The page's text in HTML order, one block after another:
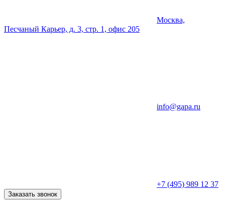
Москва,
Песчаный Карьер, д. 3, стр. 1, офис 205
info@gapa.ru
+7 (495) 989 12 37
Заказать звонок